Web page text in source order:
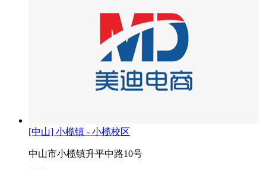
[中山] 小榄镇 - 小榄校区
中山市小榄镇升平中路10号